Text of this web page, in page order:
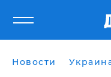
Новости